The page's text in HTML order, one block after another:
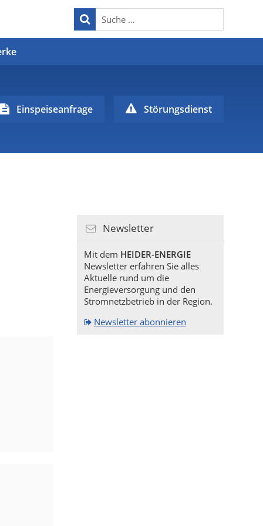
Einspeiseanfrage Störungsdienst
Newsletter
Mit dem HEIDER-ENERGIE
Newsletter erfahren Sie alles
Aktuelle rund um die
Energieversorgung und den
Stromnetzbetrieb in der Region.
Newsletter abonnieren